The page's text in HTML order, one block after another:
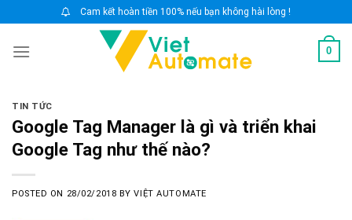
content
Cam kết hoàn tiền 100% nếu bạn không hài lòng !
0
TIN TỨC
Google Tag Manager là gì và triển khai
Google Tag như thế nào?
POSTED ON 28/02/2018 BYVIỆT AUTOMATE